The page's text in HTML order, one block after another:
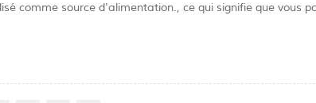
comme source d'alimentation., ce qui signifie que vous